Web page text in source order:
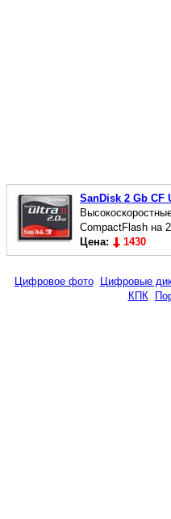
SanDisk 2 Gb CF
CompactFlash на
Цена:
1430
Цифровое фото Цифровые
КПК